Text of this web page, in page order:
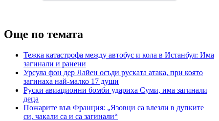
Още по темата
Тежка катастрофа между автобус и кола в Истанбул: Има
загинали и ранени
Урсула фон дер Лайен осъди руската атака, при която
загинаха най-малко 17 души
Руски авиационни бомби удариха Суми, има загинали
деца
Пожарите във Франция: „Язовци са влезли в дупките
си, чакали са и са загинали“